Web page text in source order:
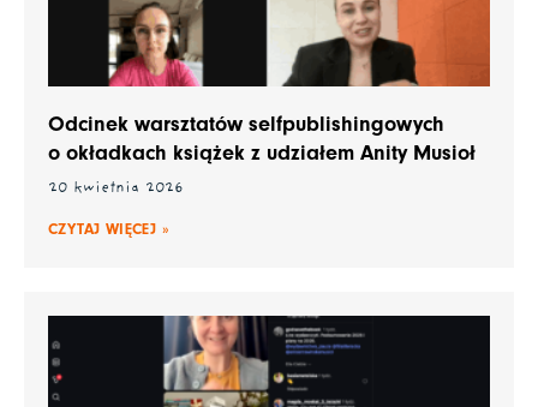
Odcinek warsztatów selfpublishingowych
o okładkach książek z udziałem Anity Musioł
20 kwietnia 2026
CZYTAJ WIĘCEJ »